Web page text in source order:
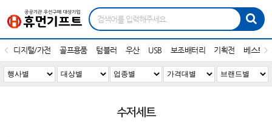
디지털/가전 골프용품 텀블러 우산 USB 보조배터리 기획전 베스트
수저세트